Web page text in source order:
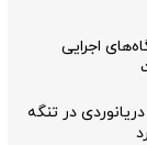
اجرایی
در تنگه